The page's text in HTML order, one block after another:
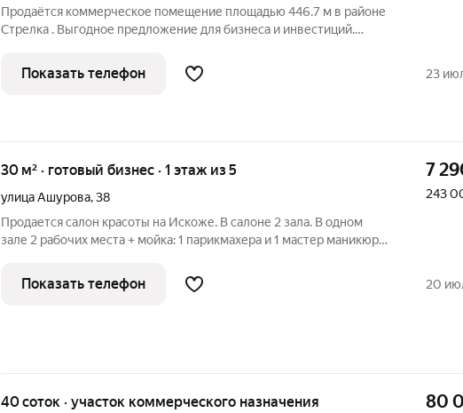
Продаётся коммерческое помещение площадью 446.7 м в районе
Стрелка . Выгодное предложение для бизнеса и инвестиций.
Все в собственности. На первом этаже два больших помещения
каждое со
Показать телефон 23
30 м² · готовый бизнес · 1 этаж из 5
улица Ашурова,38
Продается салон красоты на Искоже. В салоне 2 зала. В одном
зале 2 рабочих места + мойка: 1 парикмахера и 1 мастер маникюра.
кондиционеру. Локация очень хорошая, высокая проходимость У
мастеров
7
243
Показать телефон 20
40 соток · участок коммерческого назначения 80